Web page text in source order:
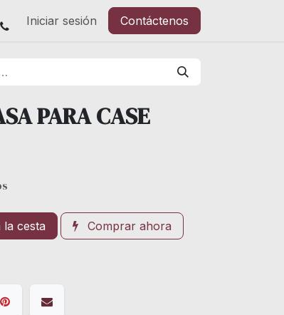
Iniciar sesión Contáctenos
PARA CASE
la cesta Comprar ahora